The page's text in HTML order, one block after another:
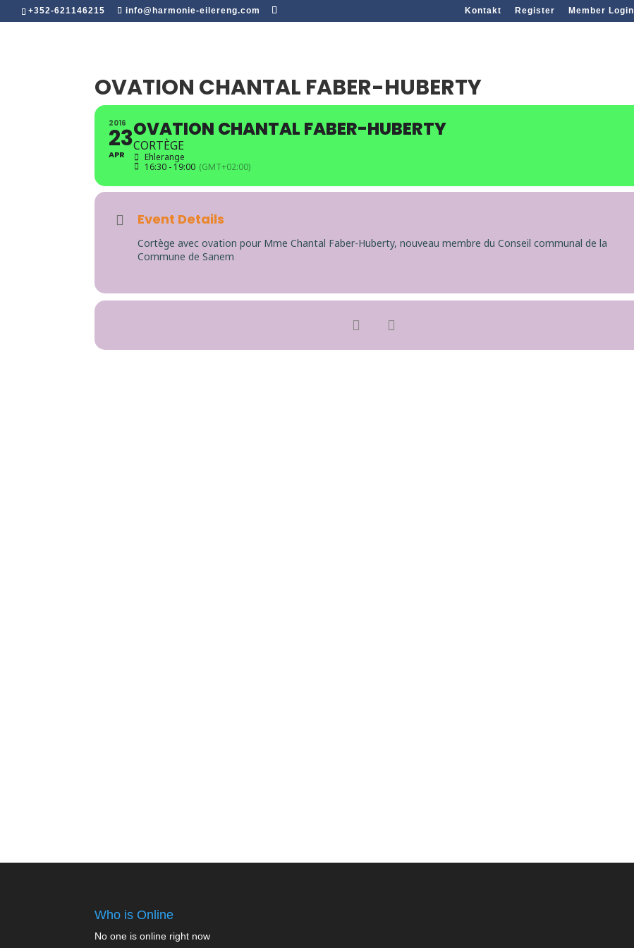
+352-621146215 info@harmonie-eilereng.com Kontakt Register Member Login
OVATION CHANTAL FABER-HUBERTY
2016
23
APR
OVATION CHANTAL FABER-HUBERTY
CORTÈGE
Ehlerange
16:30 - 19:00 (GMT+02:00)
Event Details
Cortège avec ovation pour Mme Chantal Faber-Huberty, nouveau membre du Conseil communal de la
Commune de Sanem
Who is Online
No one is online right now